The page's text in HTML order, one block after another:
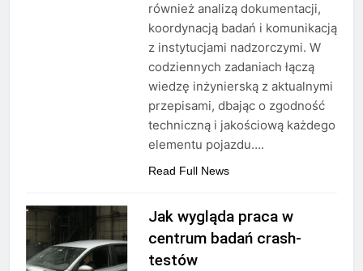
również analizą dokumentacji,
koordynacją badań i komunikacją
z instytucjami nadzorczymi. W
codziennych zadaniach łączą
wiedzę inżynierską z aktualnymi
przepisami, dbając o zgodność
techniczną i jakościową każdego
elementu pojazdu….
Read Full News
Jak wygląda praca w
centrum badań crash-
testów